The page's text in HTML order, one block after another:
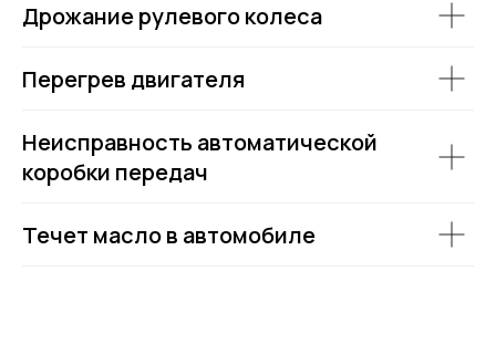
Дрожание рулевого колеса
Перегрев двигателя
Неисправность автоматической
коробки передач
Течет масло в автомобиле